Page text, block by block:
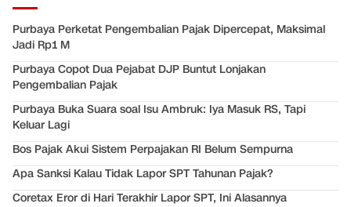
Purbaya Perketat Pengembalian Pajak Dipercepat, Maksimal
Jadi Rp1 M
Purbaya Copot Dua Pejabat DJP Buntut Lonjakan
Pengembalian Pajak
Purbaya Buka Suara soal Isu Ambruk: Iya Masuk RS, Tapi
Keluar Lagi
Bos Pajak Akui Sistem Perpajakan RI Belum Sempurna
Apa Sanksi Kalau Tidak Lapor SPT Tahunan Pajak?
Coretax Eror di Hari Terakhir Lapor SPT, Ini Alasannya